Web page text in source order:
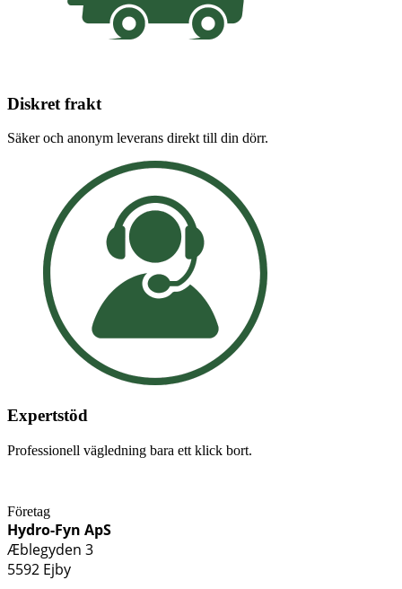
Diskret frakt
Säker och anonym leverans direkt till din dörr.
Expertstöd
Professionell vägledning bara ett klick bort.
Företag
Hydro-Fyn ApS
Æblegyden 3
5592 Ejby